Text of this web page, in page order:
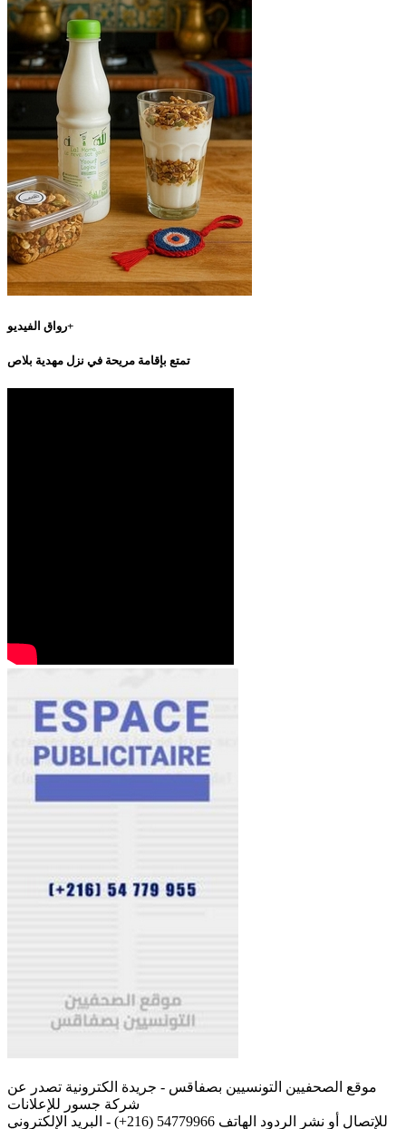
رواق الفيديو+
تمتع بإقامة مريحة في نزل مهدية بلاص
موقع الصحفيين التونسيين بصفاقس - جريدة الكترونية تصدر عن
شركة جسور للإعلانات
للإتصال أو نشر الردود الهاتف 54779966 (216+) - البريد الإلكتروني